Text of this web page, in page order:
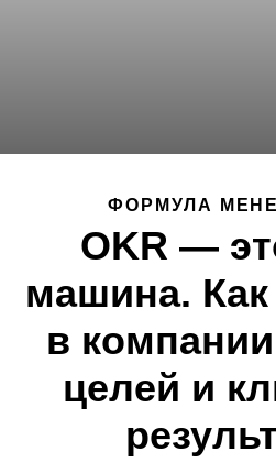
ФОРМУЛА
OKR —
машина.
в
целей и